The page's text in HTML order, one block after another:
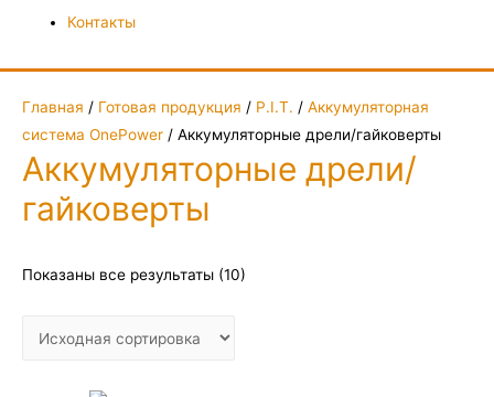
Контакты
Главная / Готовая продукция / P.I.T. / Аккумуляторная
система OnePower / Аккумуляторные дрели/гайковерты
Аккумуляторные дрели/
гайковерты
Показаны все результаты (10)